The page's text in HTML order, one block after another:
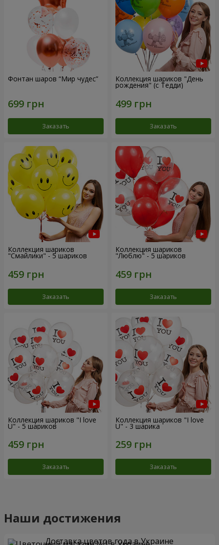
Фонтан шаров “Мир чудес”
Заказать
Коллекция шариков "День
рождения" (с Тедди)
Заказать
Коллекция шариков
"Смайлики" - 5 шариков
Заказать
Коллекция шариков
"Люблю" - 5 шариков
Заказать
Коллекция шариков "I love
U" - 5 шариков
Заказать
Коллекция шариков "I love
U" - 3 шарика
Заказать
Наши достижения
Доставка цветов года в Украине